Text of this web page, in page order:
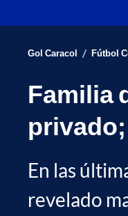
Gol Caracol / Fútbol
Familia
En las
revelado